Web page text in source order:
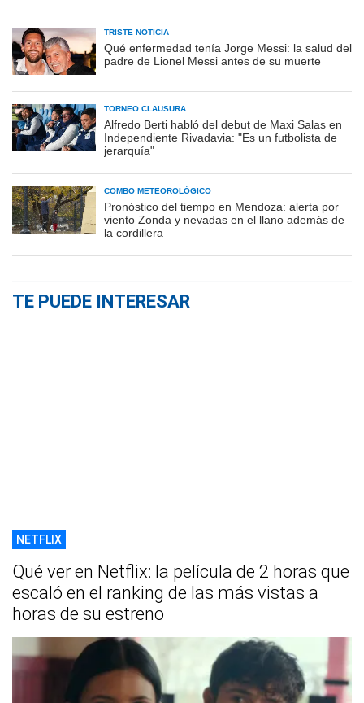
TRISTE NOTICIA
Qué enfermedad tenía Jorge Messi: la salud del
padre de Lionel Messi antes de su muerte
TORNEO CLAUSURA
Alfredo Berti habló del debut de Maxi Salas en
Independiente Rivadavia: "Es un futbolista de
jerarquía"
COMBO METEOROLÓGICO
Pronóstico del tiempo en Mendoza: alerta por
viento Zonda y nevadas en el llano además de
la cordillera
TE PUEDE INTERESAR
NETFLIX
Qué ver en Netflix: la película de 2 horas que
escaló en el ranking de las más vistas a
horas de su estreno